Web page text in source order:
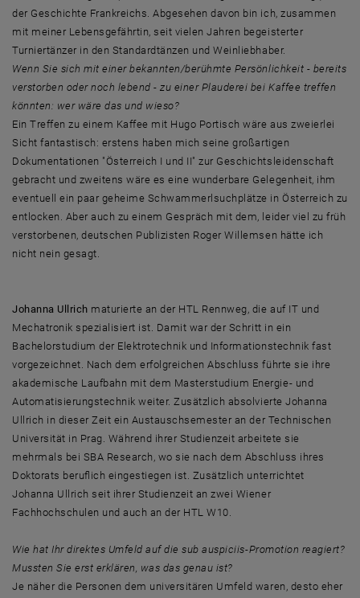
der Geschichte Frankreichs. Abgesehen davon bin ich, zusammen
mit meiner Lebensgefährtin, seit vielen Jahren begeisterter
Turniertänzer in den Standardtänzen und Weinliebhaber.
Wenn Sie sich mit einer bekannten/berühmte Persönlichkeit - bereits
verstorben oder noch lebend - zu einer Plauderei bei Kaffee treffen
könnten: wer wäre das und wieso?
Ein Treffen zu einem Kaffee mit Hugo Portisch wäre aus zweierlei
Sicht fantastisch: erstens haben mich seine großartigen
Dokumentationen "Österreich I und II" zur Geschichtsleidenschaft
gebracht und zweitens wäre es eine wunderbare Gelegenheit, ihm
eventuell ein paar geheime Schwammerlsuchplätze in Österreich zu
entlocken. Aber auch zu einem Gespräch mit dem, leider viel zu früh
verstorbenen, deutschen Publizisten Roger Willemsen hätte ich
nicht nein gesagt.
Johanna Ullrich maturierte an der HTL Rennweg, die auf IT und
Mechatronik spezialisiert ist. Damit war der Schritt in ein
Bachelorstudium der Elektrotechnik und Informationstechnik fast
vorgezeichnet. Nach dem erfolgreichen Abschluss führte sie ihre
akademische Laufbahn mit dem Masterstudium Energie- und
Automatisierungstechnik weiter. Zusätzlich absolvierte Johanna
Ullrich in dieser Zeit ein Austauschsemester an der Technischen
Universität in Prag. Während ihrer Studienzeit arbeitete sie
mehrmals bei SBA Research, wo sie nach dem Abschluss ihres
Doktorats beruflich eingestiegen ist. Zusätzlich unterrichtet
Johanna Ullrich seit ihrer Studienzeit an zwei Wiener
Fachhochschulen und auch an der HTL W10.
Wie hat Ihr direktes Umfeld auf die sub auspiciis-Promotion reagiert?
Mussten Sie erst erklären, was das genau ist?
Je näher die Personen dem universitären Umfeld waren, desto eher